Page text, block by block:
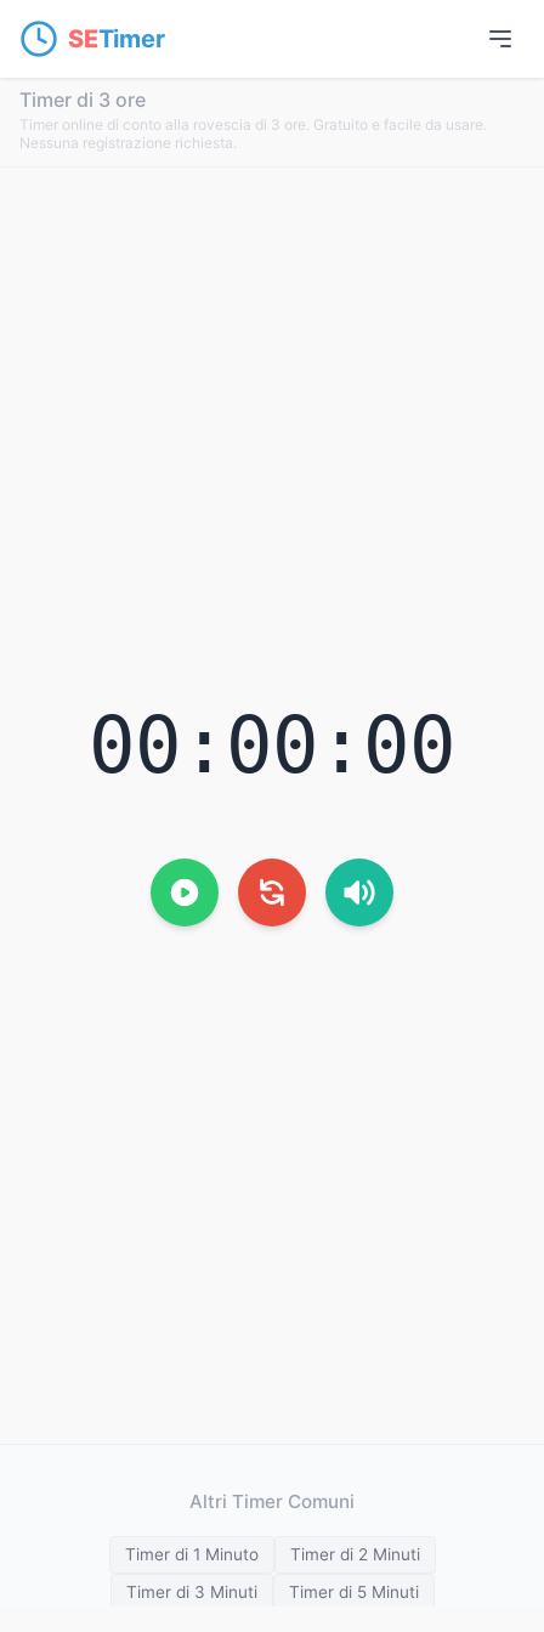
SETimer
Timer di 3 ore
Timer online di conto alla rovescia di 3 ore. Gratuito e facile da usare.
Nessuna registrazione richiesta.
00:00:00
Altri Timer Comuni
Timer di 1 Minuto
Timer di 2 Minuti
Timer di 3 Minuti
Timer di 5 Minuti